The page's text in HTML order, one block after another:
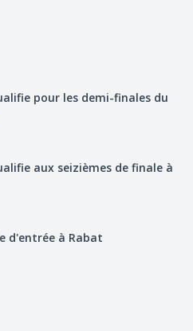
pour les demi-finales du
aux seizièmes de finale à
d'entrée à Rabat